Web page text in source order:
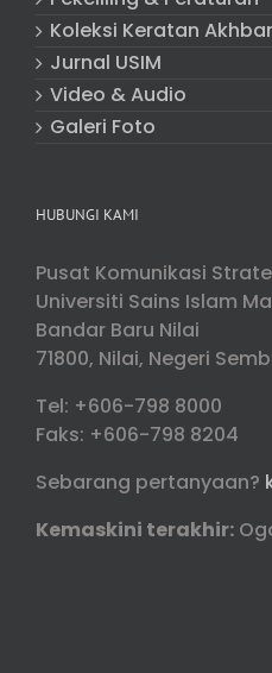
Koleksi Keratan Akhbar
Jurnal USIM
Video & Audio
Galeri Foto
HUBUNGI KAMI
Pusat Komunikasi
Universiti Sains Islam
Bandar Baru Nilai
71800, Nilai, Negeri
Tel: +606-798 8000
Faks: +606-798 8204
Sebarang pertanyaan?
Kemaskini terakhir: